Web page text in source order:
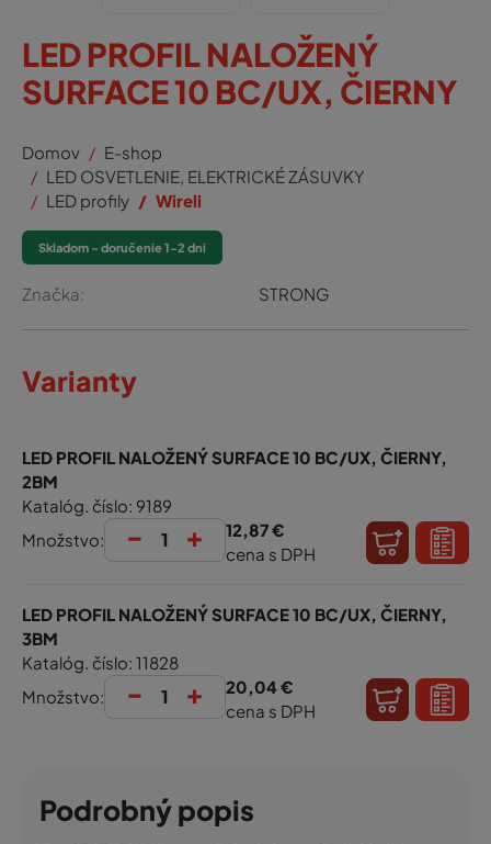
LED PROFIL NALOŽENÝ
SURFACE 10 BC/UX, ČIERNY
Domov
E-shop
LED OSVETLENIE, ELEKTRICKÉ ZÁSUVKY
LED profily
Wireli
Skladom - doručenie 1-2 dni
Značka: STRONG
Varianty
LED PROFIL NALOŽENÝ SURFACE 10 BC/UX, ČIERNY,
2BM
Katalóg. číslo: 9189
Množstvo:
- +
12,87 €
cena s DPH
LED PROFIL NALOŽENÝ SURFACE 10 BC/UX, ČIERNY,
3BM
Katalóg. číslo: 11828
Množstvo:
- +
20,04 €
cena s DPH
Podrobný popis